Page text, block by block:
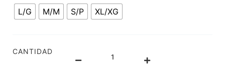
L/G M/M S/P XL/XG
CANTIDAD
tipo
biquini
Calzoncillo